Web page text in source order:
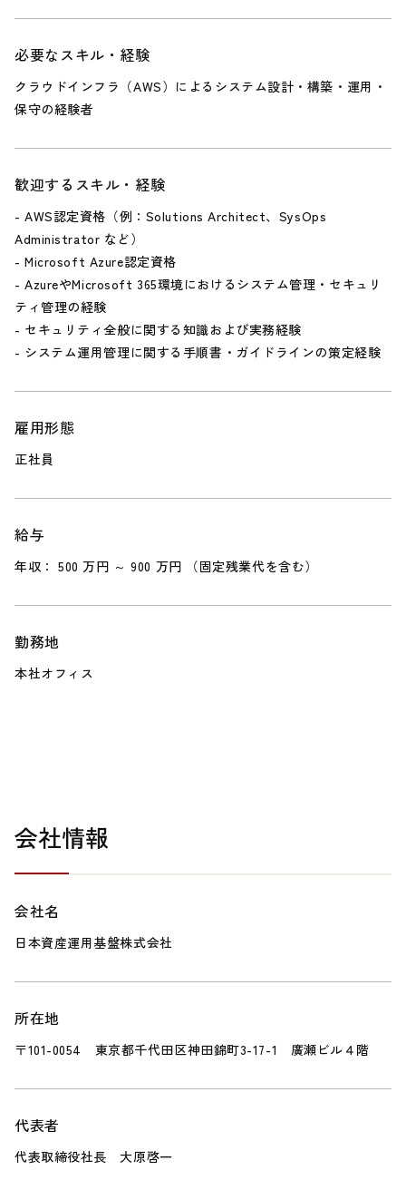
必要なスキル・経験
クラウドインフラ（AWS）によるシステム設計・構築・運用・
保守の経験者
歓迎するスキル・経験
- AWS認定資格（例：Solutions Architect、SysOps
Administrator など）
- Microsoft Azure認定資格
- AzureやMicrosoft 365環境におけるシステム管理・セキュリ
ティ管理の経験
- セキュリティ全般に関する知識および実務経験
- システム運用管理に関する手順書・ガイドラインの策定経験
雇用形態
正社員
給与
年収： 500 万円 ～ 900 万円 （固定残業代を含む）
勤務地
本社オフィス
会社情報
会社名
日本資産運用基盤株式会社
所在地
〒101-0054 東京都千代田区神田錦町3-17-1 廣瀬ビル４階
代表者
代表取締役社長 大原啓一